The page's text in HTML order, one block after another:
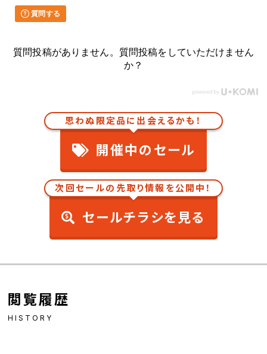
質問する
質問投稿がありません。質問投稿をしていただけません
か？
思わぬ限定品に出会えるかも！
開催中のセール
次回セールの先取り情報を公開中！
セールチラシを見る
閲覧履歴
HISTORY